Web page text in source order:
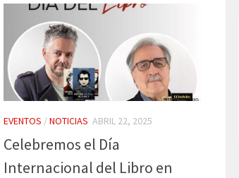
EVENTOS /NOTICIAS ABRIL 22, 2025
Celebremos el Día
Internacional del Libro en